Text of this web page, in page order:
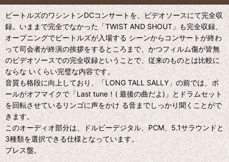
ビートルズのワシントンDCコンサートを、ビデオソースにて完全収
録。いままで完全でなかった「TWIST AND SHOUT」も完全収録、
オープニングでビートルズが入場する シーンからコンサートが終わ
って司会者が終演の挨拶をするところまで、かつフィルム傷が皆無
のビデオソースでの完全収録ということで、従来のものとは比較に
ならな いくらい完璧な内容です。
音質も格段に向上しており、「LONG TALL SALLY」の前では、ポ
ールがオフマイクで「Last tune！( 最後の曲だよ)」とドラムセット
を回転させているリンゴに声をかけ る音までしっかり聞くことがで
きます。
このオーディオ部分は、ドルビーデジタル、PCM、5.1サラウンドと
3種類を選択できる仕様となっています。
プレス盤。